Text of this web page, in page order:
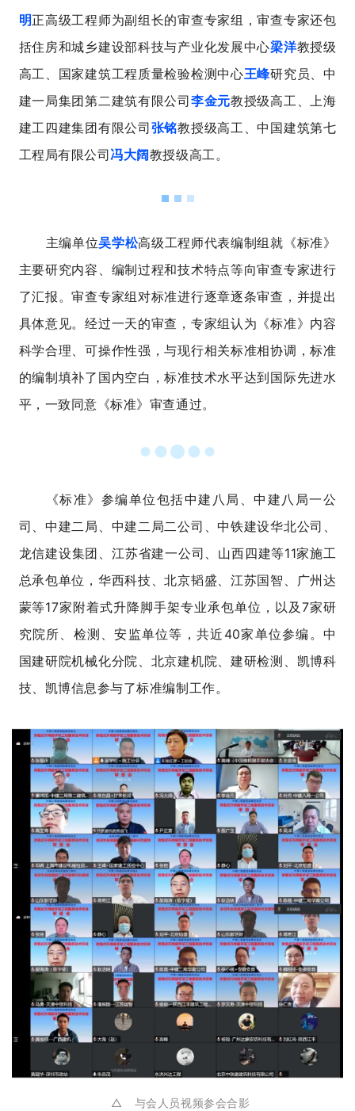
明正高级工程师为副组长的审查专家组，审查专家还包
括住房和城乡建设部科技与产业化发展中心梁洋教授级
高工、国家建筑工程质量检验检测中心王峰研究员、中
建一局集团第二建筑有限公司李金元教授级高工、上海
建工四建集团有限公司张铭教授级高工、中国建筑第七
工程局有限公司冯大阔教授级高工。
主编单位吴学松高级工程师代表编制组就《标准》
主要研究内容、编制过程和技术特点等向审查专家进行
了汇报。审查专家组对标准进行逐章逐条审查，并提出
具体意见。经过一天的审查，专家组认为《标准》内容
科学合理、可操作性强，与现行相关标准相协调，标准
的编制填补了国内空白，标准技术水平达到国际先进水
平，一致同意《标准》审查通过。
《标准》参编单位包括中建八局、中建八局一公
司、中建二局、中建二局二公司、中铁建设华北公司、
龙信建设集团、江苏省建一公司、山西四建等11家施工
总承包单位，华西科技、北京韬盛、江苏国智、广州达
蒙等17家附着式升降脚手架专业承包单位，以及7家研
究院所、检测、安监单位等，共近40家单位参编。中
国建研院机械化分院、北京建机院、建研检测、凯博科
技、凯博信息参与了标准编制工作。
△ 与会人员视频参会合影